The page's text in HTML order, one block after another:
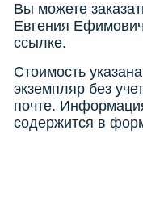
Вы можете
Евгения
ссылке.
Стоимость
экземпляр без
почте.
содержится в